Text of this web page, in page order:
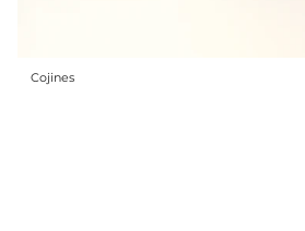
Cojines